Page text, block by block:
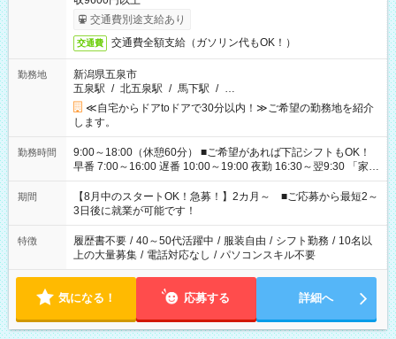
交通費別途支給あり
交通費 交通費全額支給（ガソリン代もOK！）
勤務地
新潟県五泉市
五泉駅 / 北五泉駅 / 馬下駅 / …
≪自宅からドアtoドアで30分以内！≫ご希望の勤務地を紹介
します。
勤務時間
9:00～18:00（休憩60分） ■ご希望があれば下記シフトもOK！
早番 7:00～16:00 遅番 10:00～19:00 夜勤 16:30～翌9:30 「家族
と休みを合わせたい」 「余裕を持って夕飯の準備がしたい」
「できれば残業はしたくない」 など、ご希望を教えてください
ね。 ※Wワーク希望の方へ 今ご覧のお仕事で希望する勤務時間
と、もう1つのお仕事の勤務時間。 合計で週40時間を超える場
合は応募できません。
期間
【8月中のスタートOK！急募！】2カ月～ ■ご応募から最短2～
3日後に就業が可能です！
特徴 履歴書不要 / 40～50代活躍中 / 服装自由 / シフト勤務 / 10名以
上の大量募集 / 電話対応なし / パソコンスキル不要
気になる！ 応募する 詳細へ